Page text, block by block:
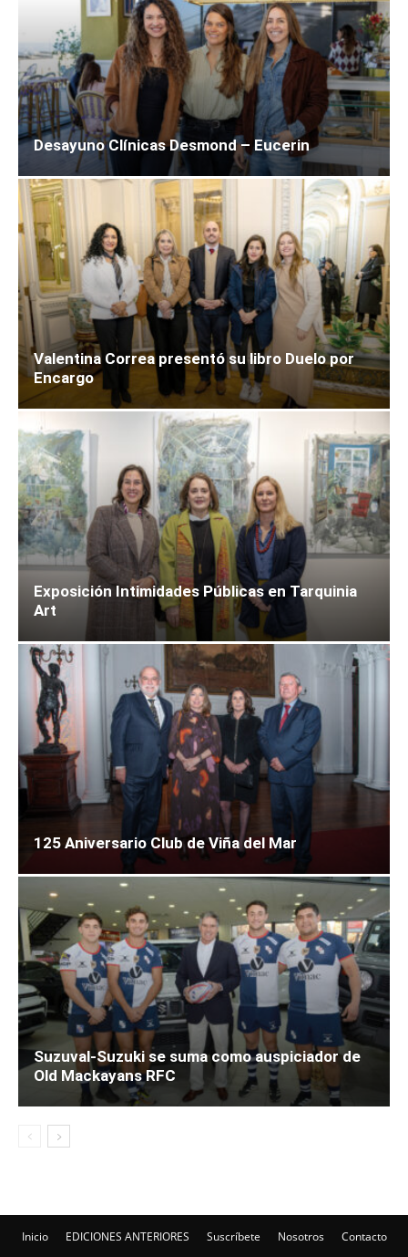
Desayuno Clínicas Desmond – Eucerin
Valentina Correa presentó su libro Duelo por
Encargo
Exposición Intimidades Públicas en Tarquinia
Art
125 Aniversario Club de Viña del Mar
Suzuval-Suzuki se suma como auspiciador de
Old Mackayans RFC
Inicio EDICIONES ANTERIORES Suscríbete Nosotros Contacto